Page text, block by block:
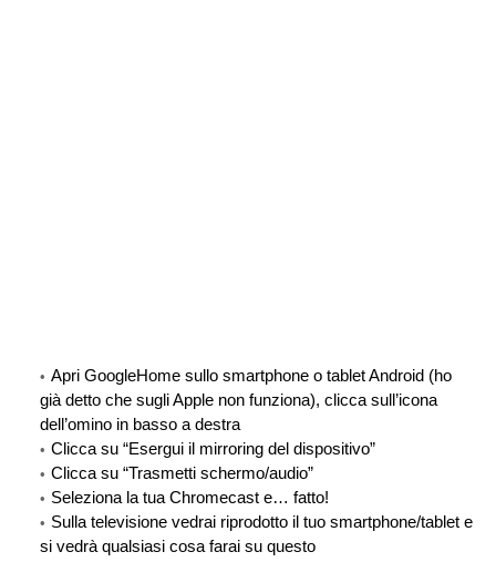
Apri GoogleHome sullo smartphone o tablet Android (ho
già detto che sugli Apple non funziona), clicca sull’icona
dell’omino in basso a destra
Clicca su “Esergui il mirroring del dispositivo”
Clicca su “Trasmetti schermo/audio”
Seleziona la tua Chromecast e… fatto!
Sulla televisione vedrai riprodotto il tuo smartphone/tablet e
si vedrà qualsiasi cosa farai su questo